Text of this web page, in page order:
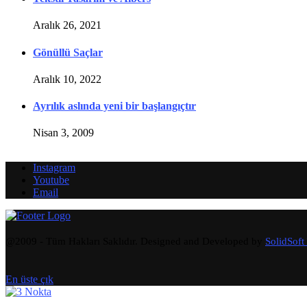
Aralık 26, 2021
Gönüllü Saçlar
Aralık 10, 2022
Ayrılık aslında yeni bir başlangıçtır
Nisan 3, 2009
Instagram
Youtube
Email
SolidSoft
En üste çık